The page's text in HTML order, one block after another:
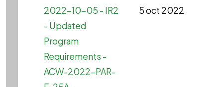
2022-10-05 - IR2
- Updated
Program
Requirements -
ACW-2022-PAR-
5 oct 2022